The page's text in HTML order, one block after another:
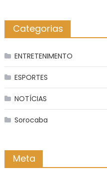
Categorias
ENTRETENIMENTO
ESPORTES
NOTÍCIAS
Sorocaba
Meta